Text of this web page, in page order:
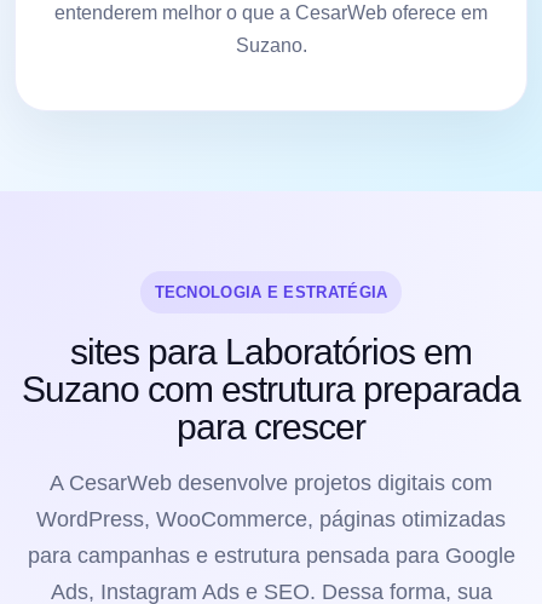
entenderem melhor o que a CesarWeb oferece em
Suzano.
TECNOLOGIA E ESTRATÉGIA
sites para Laboratórios em
Suzano com estrutura preparada
para crescer
A CesarWeb desenvolve projetos digitais com
WordPress, WooCommerce, páginas otimizadas
para campanhas e estrutura pensada para Google
Ads, Instagram Ads e SEO. Dessa forma, sua